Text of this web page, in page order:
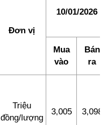
Đơn vị
10/01/2026
Mua
vào
Bán
ra
Triệu
đồng/lượng
3,005 3,098